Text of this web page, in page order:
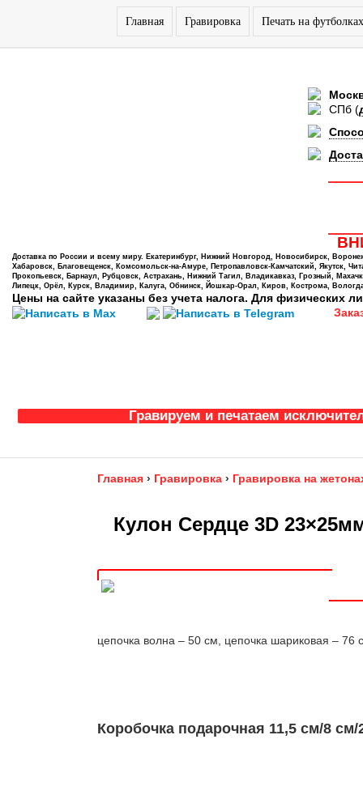
Главная Гравировка Печать на футболках
СПб (
Доставка по России и всему миру. Екатеринбург, Нижний Новгород, Новосибирск,
Хабаровск, Благовещенск, Комсомольск-на-Амуре, Петропавловск-Камчатский, Якутск,
Прокопьевск, Барнаул, Рубцовск, Астрахань, Нижний Тагил, Владикавказ, Грозный,
Липецк, Орёл, Курск, Владимир, Калуга, Обнинск, Йошкар-Орал, Киров, Кострома,
Цены на сайте указаны без учета налога. Для физических
Гравируем и печатаем
Главная › Гравировка › Гравировка на
Кулон Сердце 3D
цепочка волна – 50 см, цепочка шариковая – 76
Коробочка подарочная 11,5 см/8